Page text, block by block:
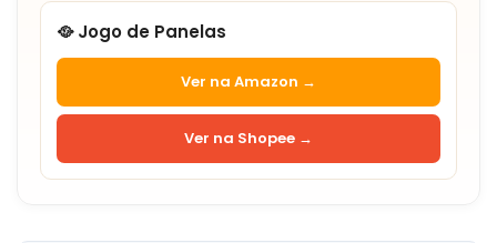
🥘 Jogo de Panelas
Ver na Amazon →
Ver na Shopee →